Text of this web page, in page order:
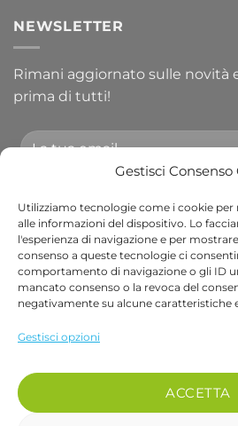
Gestisci Consenso
Utilizziamo tecnologie come i cookie per
alle informazioni del dispositivo. Lo
l'esperienza di navigazione e per
consenso a queste tecnologie ci
comportamento di navigazione o gli ID
mancato consenso o la revoca del
negativamente su alcune caratteristiche
Gestisci opzioni
ACCETTA
NEWSLETTER
Rimani aggiornato sulle novità
prima di tutti!
Accetto le condizioni generali
newsletter.
Alternative:
Visa
Copyright 2026 ©Bob
Via B. Cellini 7, 36061,
P.IVA e CF: